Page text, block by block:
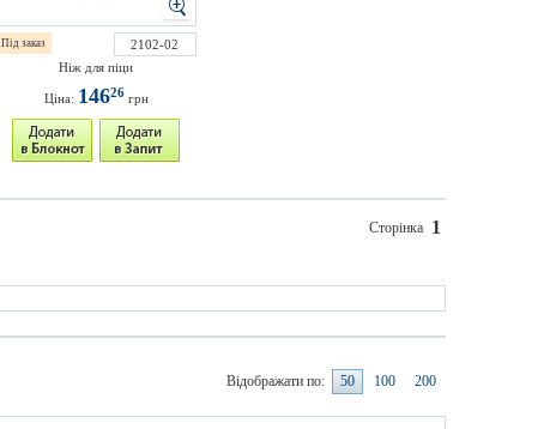
Під заказ
2102-02
Ніж для піци
Ціна: 14626грн
1
Сторінка
Відображати по: 50 100 200